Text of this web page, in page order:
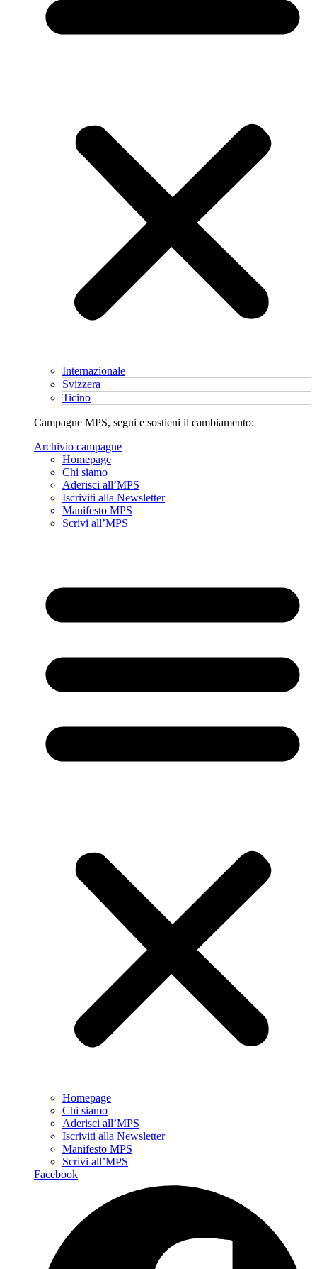
Internazionale
Svizzera
Ticino
Campagne MPS, segui e sostieni il cambiamento:
Archivio campagne
Homepage
Chi siamo
Aderisci all’MPS
Iscriviti alla Newsletter
Manifesto MPS
Scrivi all’MPS
Homepage
Chi siamo
Aderisci all’MPS
Iscriviti alla Newsletter
Manifesto MPS
Scrivi all’MPS
Facebook